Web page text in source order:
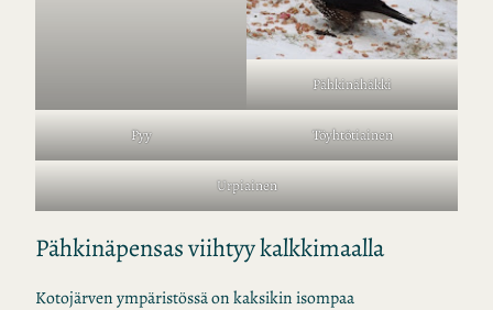
Pähkinähäkki
Pyy Töyhtötiainen
Urpiainen
Pähkinäpensas viihtyy kalkkimaalla
Kotojärven ympäristössä on kaksikin isompaa